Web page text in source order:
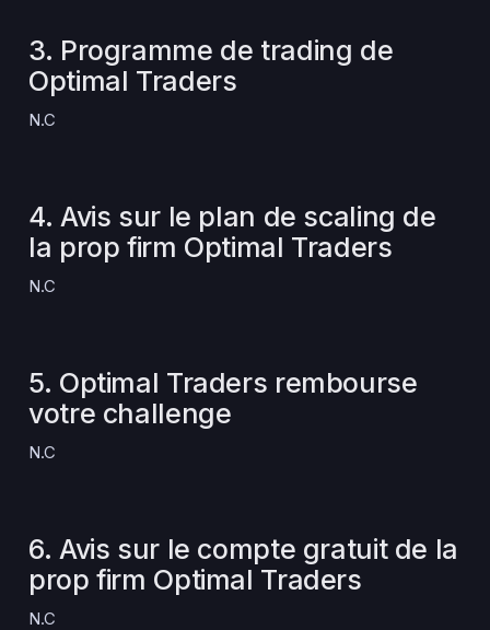
3. Programme de trading de
Optimal Traders
N.C
4. Avis sur le plan de scaling de
la prop firm Optimal Traders
N.C
5. Optimal Traders rembourse
votre challenge
N.C
6. Avis sur le compte gratuit de la
prop firm Optimal Traders
N.C